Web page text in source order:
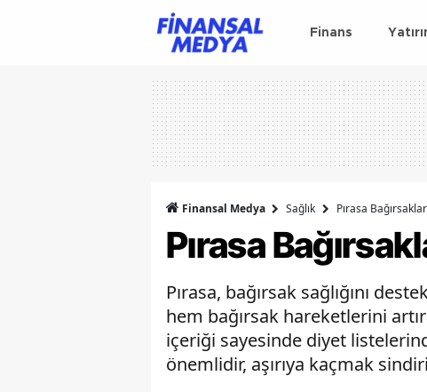
Finans
Finansal Medya Sağlık Pırasa
Pırasa
Pırasa, bağırsak sağlığını
hem bağırsak hareketlerini
içeriği sayesinde diyet
önemlidir, aşırıya kaçmak